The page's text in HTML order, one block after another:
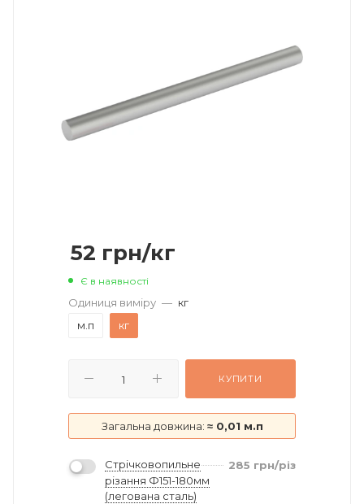
52 грн/кг
Є в наявності
Одиниця виміру — кг
м.п
кг
КУПИТИ
Загальна довжина: ≈ 0,01 м.п
Стрічковопильне
різання Ф151-180мм
(легована сталь)
285 грн/різ